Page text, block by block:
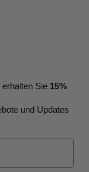
Sie 15%
und Updates